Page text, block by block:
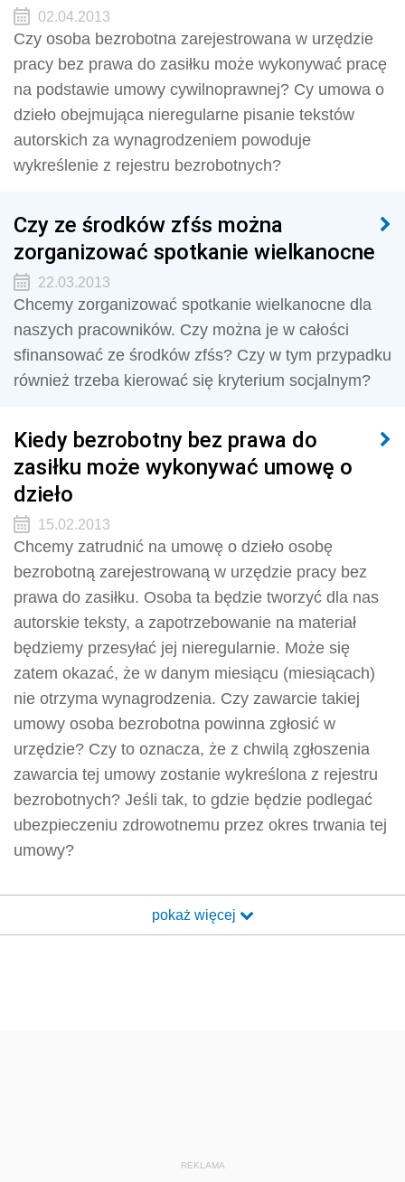
02.04.2013
Czy osoba bezrobotna zarejestrowana w urzędzie
pracy bez prawa do zasiłku może wykonywać pracę
na podstawie umowy cywilnoprawnej? Cy umowa o
dzieło obejmująca nieregularne pisanie tekstów
autorskich za wynagrodzeniem powoduje
wykreślenie z rejestru bezrobotnych?
Czy ze środków zfśs można
zorganizować spotkanie wielkanocne
22.03.2013
Chcemy zorganizować spotkanie wielkanocne dla
naszych pracowników. Czy można je w całości
sfinansować ze środków zfśs? Czy w tym przypadku
również trzeba kierować się kryterium socjalnym?
Kiedy bezrobotny bez prawa do
zasiłku może wykonywać umowę o
dzieło
15.02.2013
Chcemy zatrudnić na umowę o dzieło osobę
bezrobotną zarejestrowaną w urzędzie pracy bez
prawa do zasiłku. Osoba ta będzie tworzyć dla nas
autorskie teksty, a zapotrzebowanie na materiał
będziemy przesyłać jej nieregularnie. Może się
zatem okazać, że w danym miesiącu (miesiącach)
nie otrzyma wynagrodzenia. Czy zawarcie takiej
umowy osoba bezrobotna powinna zgłosić w
urzędzie? Czy to oznacza, że z chwilą zgłoszenia
zawarcia tej umowy zostanie wykreślona z rejestru
bezrobotnych? Jeśli tak, to gdzie będzie podlegać
ubezpieczeniu zdrowotnemu przez okres trwania tej
umowy?
pokaż więcej
REKLAMA